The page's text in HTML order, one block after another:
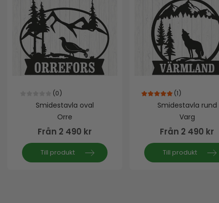
out of 5
(0)
Smidestavla oval
Orre
Från 2 490 kr
Till produkt
out of 5
(1)
Smidestavla rund
Varg
Från 2 490 kr
Till produkt